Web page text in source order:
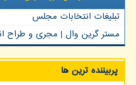
تبلیغات انتخابات مجلس
مستر گرین وال | مجری و طراح
پربیننده ترین ها